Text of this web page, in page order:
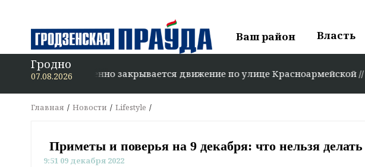
Ваш район Власть
Гродно
07.08.2026
временно закрывается движение по улице Красноармейской // 15
Главная Новости Lifestyle
Приметы и поверья на 9 декабря: что нельзя
9:51 09 декабря 2022